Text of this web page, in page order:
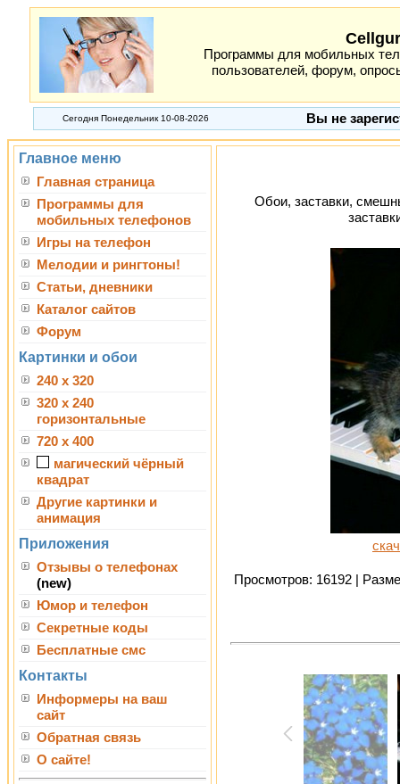
Программы для мобильных
пользователей, форум,
Сегодня Понедельник 10-08-2026 Вы не
Главное меню
Главная страница
Программы для
мобильных телефонов
Игры на телефон
Мелодии и рингтоны!
Статьи, дневники
Каталог сайтов
Форум
Картинки и обои
240 x 320
320 x 240
горизонтальные
720 x 400
магический чёрный
квадрат
Другие картинки и
анимация
Приложения
Отзывы о телефонах
(new)
Юмор и телефон
Секретные коды
Бесплатные смс
Контакты
Информеры на ваш
сайт
Обратная связь
О сайте!
Обои, заставки,
Просмотров: 16192 |